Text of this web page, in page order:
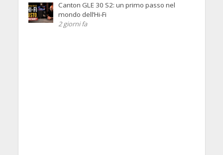
Canton GLE 30 S2: un primo passo nel
mondo dell’Hi-Fi
2 giorni fa